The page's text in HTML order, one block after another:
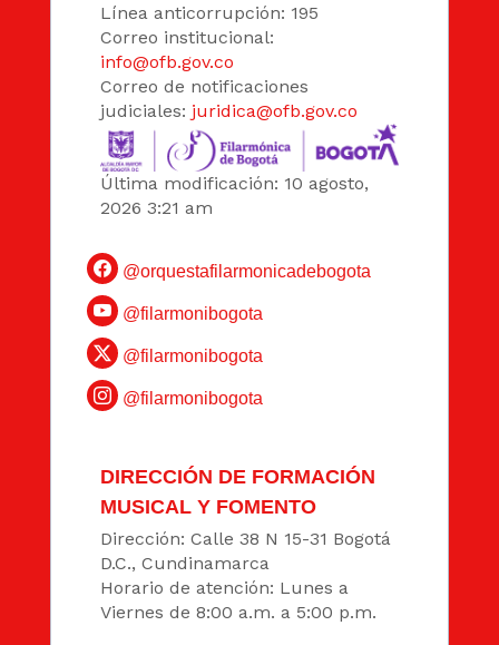
Línea anticorrupción: 195
Correo institucional:
info@ofb.gov.co
Correo de notificaciones
judiciales: juridica@ofb.gov.co
Última modificación: 10 agosto,
2026 3:21 am
@orquestafilarmonicadebogota
@filarmonibogota
@filarmonibogota
@filarmonibogota
DIRECCIÓN DE FORMACIÓN
MUSICAL Y FOMENTO
Dirección: Calle 38 N 15-31 Bogotá
D.C., Cundinamarca
Horario de atención: Lunes a
Viernes de 8:00 a.m. a 5:00 p.m.